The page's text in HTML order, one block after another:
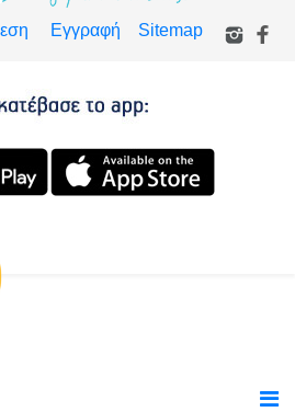
Εγγραφή Sitemap